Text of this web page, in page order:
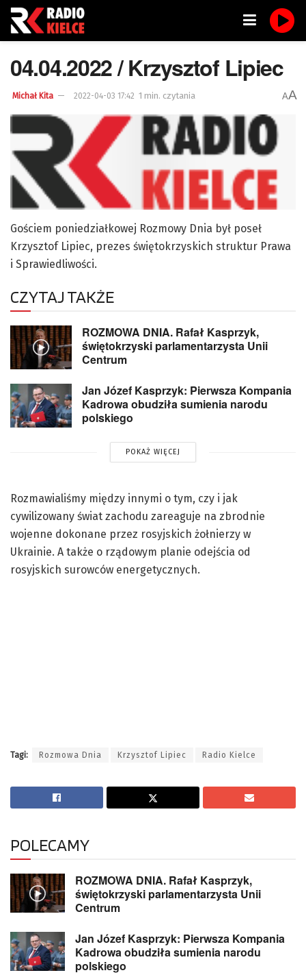
04.04.2022 / Krzysztof Lipiec
Michał Kita 2022-04-03 17:42 1 min. czytania AA
Gościem poniedziałkowej Rozmowy Dnia był poseł
Krzysztof Lipiec, prezes świętokrzyskich struktur Prawa
i Sprawiedliwości.
CZYTAJ TAKŻE
ROZMOWA DNIA. Rafał Kasprzyk,
świętokrzyski parlamentarzysta Unii
Centrum
Jan Józef Kasprzyk: Pierwsza Kompania
Kadrowa obudziła sumienia narodu
polskiego
POKAŻ WIĘCEJ
Rozmawialiśmy między innymi o tym, czy i jak
cywilizowany świat zachodu zareaguje na zbrodnie
wojenne dokonane przez rosyjskich żołnierzy w
Ukrainie. A także o rządowym planie odejścia od
rosyjskich surowców energetycznych.
Tagi: Rozmowa Dnia Krzysztof Lipiec Radio Kielce
POLECAMY
ROZMOWA DNIA. Rafał Kasprzyk,
świętokrzyski parlamentarzysta Unii
Centrum
Jan Józef Kasprzyk: Pierwsza Kompania
Kadrowa obudziła sumienia narodu
polskiego